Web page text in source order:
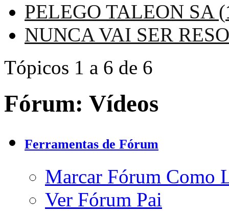
PELEGO TALEON SA (
NUNCA VAI SER
Tópicos 1 a 6 de 6
Fórum: Vídeos
Ferramentas de Fórum
Marcar Fórum Como
Ver Fórum Pai